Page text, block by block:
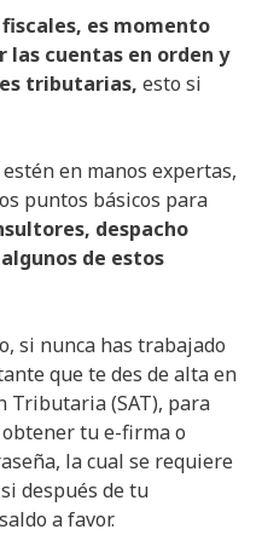
es momento
las cuentas en orden y
tributarias, esto si
en manos expertas,
puntos básicos para
despacho
de estos
si nunca has trabajado
que te des de alta en
Tributaria (SAT), para
tu e-firma o
la cual se requiere
después de tu
a favor.